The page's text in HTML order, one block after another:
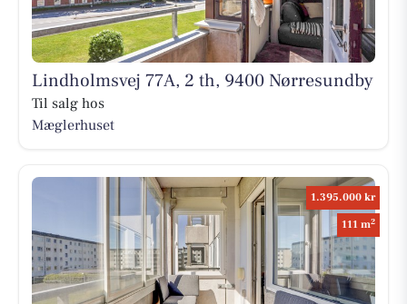
Lindholmsvej 77A, 2 th, 9400 Nørresundby
Til salg hos
Mæglerhuset
1.395.000 kr
111 m2